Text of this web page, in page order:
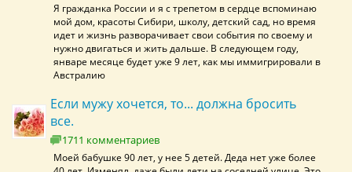
Я гражданка России и я с трепетом в сердце вспоминаю
мой дом, красоты Сибири, школу, детский сад, но время
идет и жизнь разворачивает свои события по своему и
нужно двигаться и жить дальше. В следующем году,
январе месяце будет уже 9 лет, как мы иммигрировали в
Австралию
Если мужу хочется, то... должна бросить
все.
1711 комментариев
Моей бабушке 90 лет, у нее 5 детей. Деда нет уже более